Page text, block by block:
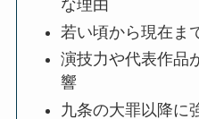
な理由
若い頃から現在ま
演技力や代表作品
響
九条の大罪以降に